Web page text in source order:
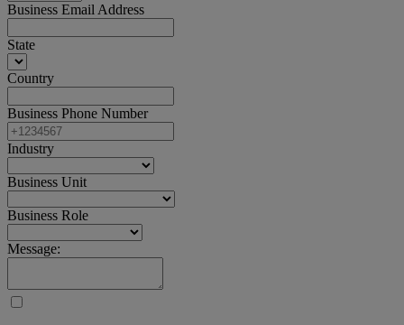
Business Email Address
State
Country
Business Phone Number
Industry
Business Unit
Business Role
Message: